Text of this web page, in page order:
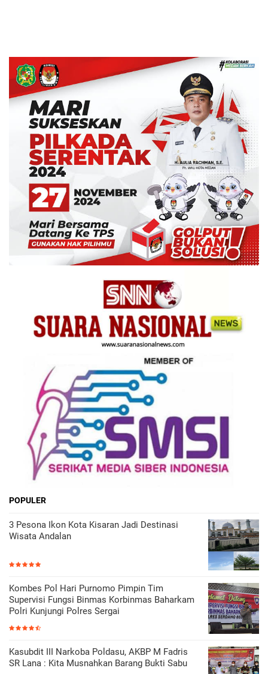
POPULER
3 Pesona Ikon Kota Kisaran Jadi Destinasi
Wisata Andalan
Kombes Pol Hari Purnomo Pimpin Tim
Supervisi Fungsi Binmas Korbinmas Baharkam
Polri Kunjungi Polres Sergai
Kasubdit III Narkoba Poldasu, AKBP M Fadris
SR Lana : Kita Musnahkan Barang Bukti Sabu